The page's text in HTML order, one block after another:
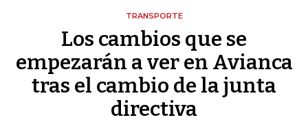
TRANSPORTE
Los cambios que se
empezarán a ver en Avianca
tras el cambio de la junta
directiva